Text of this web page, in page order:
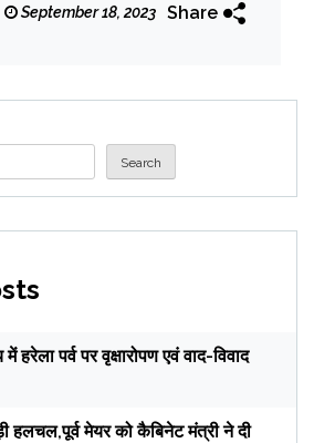
September 18, 2023 Share
Search
हरेला पर्व पर वृक्षारोपण एवं वाद-विवाद
हलचल,पूर्व मेयर को कैबिनेट मंत्री ने दी